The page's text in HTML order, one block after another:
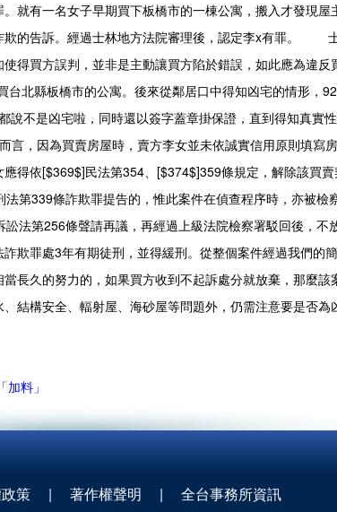
就有一名女子早期買下板橋市的一棟公寓，搬入才發現
欺的告訴。經過士林地方法院審理後，認定李x有罪。
得買方誤判，並非是主動讓買方陷於錯誤，如此應為違
台北縣板橋市的公寓。後來從鄰居口中得知凶宅的情形，
說不是凶宅啦，同時還以簽字蓋章掛保證，直到得知真實
，因為買賣房屋時，賣方李女並未依誠實信用原則填寫
得依[$369$]民法第354、[$374$]359條規定，解除該買
第339條詐欺罪提告的，惟此案件在偵查程序時，亦被檢
法第256條聲請再議，再經過上級法院檢察署駁回後，不
欺罪處3年有期徒刑，並得緩刑。從整個案件經過我們的
長久的努力的，如果買方收到不起訴處分就放棄，那麼
結構安全、輻射屋、海砂屋等問題外，仍需注意要是否為
料」
策 | 著作權聲明 | 全台事務所資訊